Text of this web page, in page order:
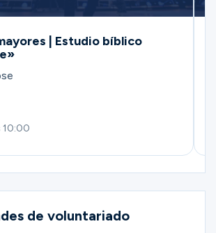
| Estudio bíblico
10:00
de voluntariado